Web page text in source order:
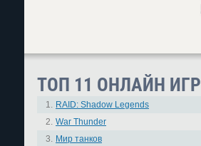
ТОП 11 ОНЛАЙН ИГР
1. RAID: Shadow Legends
2. War Thunder
3. Мир танков